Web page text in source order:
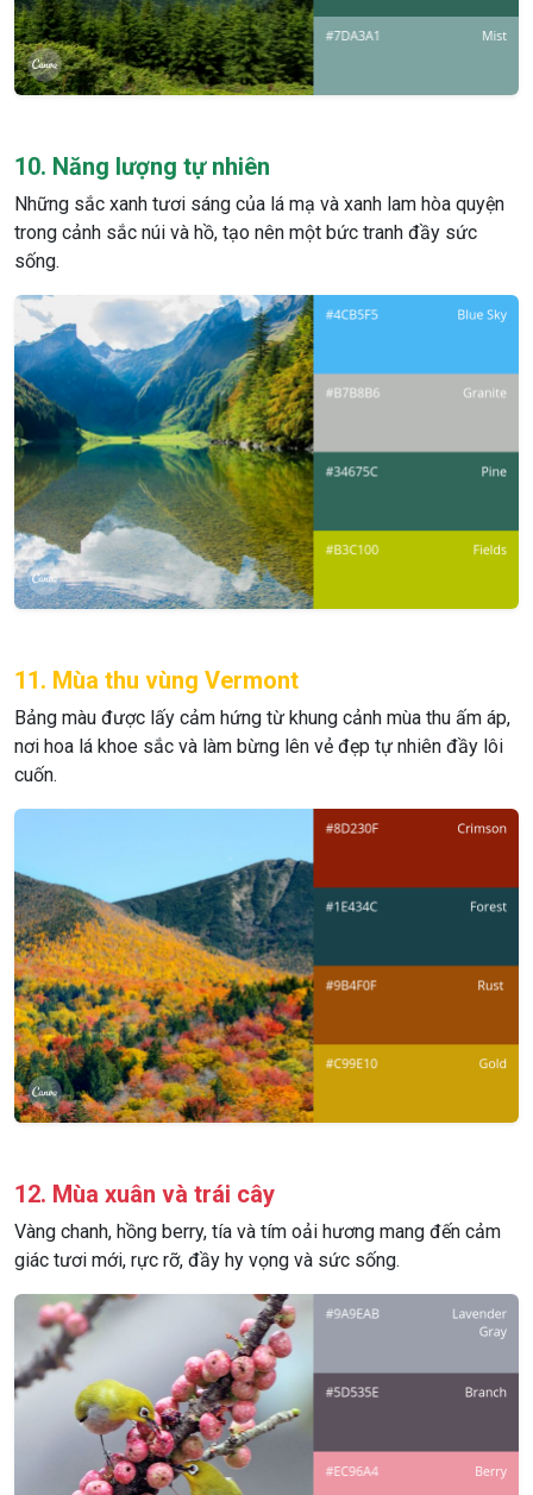
10. Năng lượng tự nhiên
Những sắc xanh tươi sáng của lá mạ và xanh lam hòa quyện
trong cảnh sắc núi và hồ, tạo nên một bức tranh đầy sức
sống.
11. Mùa thu vùng Vermont
Bảng màu được lấy cảm hứng từ khung cảnh mùa thu ấm áp,
nơi hoa lá khoe sắc và làm bừng lên vẻ đẹp tự nhiên đầy lôi
cuốn.
12. Mùa xuân và trái cây
Vàng chanh, hồng berry, tía và tím oải hương mang đến cảm
giác tươi mới, rực rỡ, đầy hy vọng và sức sống.